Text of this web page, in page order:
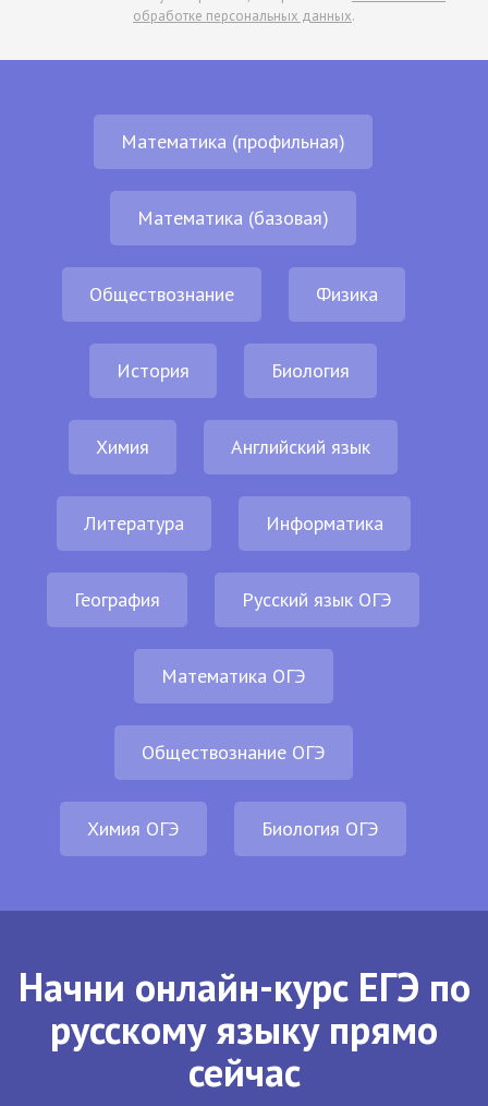
обработке персональных данных.
Математика (профильная)
Математика (базовая)
Обществознание Физика
История Биология
Химия Английский язык
Литература Информатика
География Русский язык ОГЭ
Математика ОГЭ
Обществознание ОГЭ
Химия ОГЭ Биология ОГЭ
Начни онлайн-курс ЕГЭ по
русскому языку прямо
сейчас